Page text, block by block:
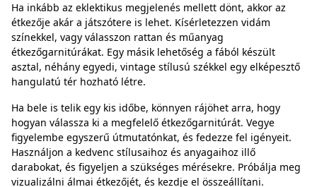
Ha inkább az eklektikus megjelenés mellett dönt, akkor az
étkezője akár a játszótere is lehet. Kísérletezzen vidám
színekkel, vagy válasszon rattan és műanyag
étkezőgarnitúrákat. Egy másik lehetőség a fából készült
asztal, néhány egyedi, vintage stílusú székkel egy elképesztő
hangulatú tér hozható létre.
Ha bele is telik egy kis időbe, könnyen rájöhet arra, hogy
hogyan válassza ki a megfelelő étkezőgarnitúrát. Vegye
figyelembe egyszerű útmutatónkat, és fedezze fel igényeit.
Használjon a kedvenc stílusaihoz és anyagaihoz illő
darabokat, és figyeljen a szükséges mérésekre. Próbálja meg
vizualizálni álmai étkezőjét, és kezdje el összeállítani.